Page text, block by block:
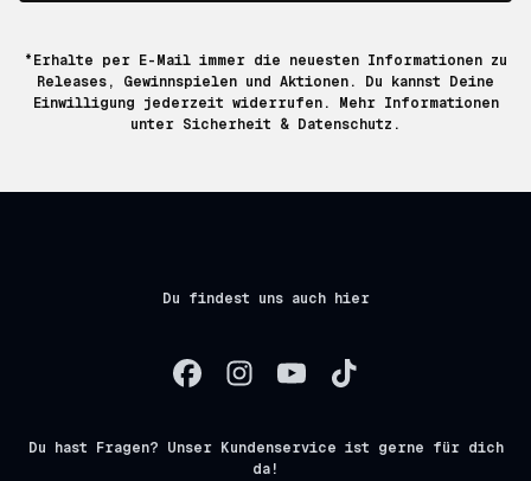
*Erhalte per E-Mail immer die neuesten Informationen zu
Releases, Gewinnspielen und Aktionen. Du kannst Deine
Einwilligung jederzeit widerrufen. Mehr Informationen
unter Sicherheit & Datenschutz.
Du findest uns auch hier
Du hast Fragen? Unser Kundenservice ist gerne für dich
da!